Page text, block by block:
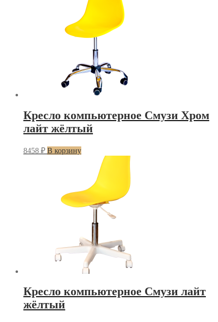
Кресло компьютерное Смузи Хром
лайт жёлтый
8458 ₽ В корзину
Кресло компьютерное Смузи лайт
жёлтый